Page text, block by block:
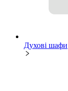
Духові шафи